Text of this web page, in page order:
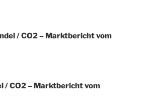
/ CO2 – Marktbericht vom
/ CO2 – Marktbericht vom